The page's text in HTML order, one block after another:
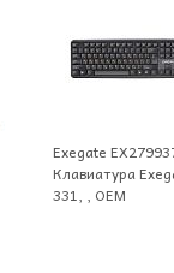
Exegate
Клавиатура
331, , OEM